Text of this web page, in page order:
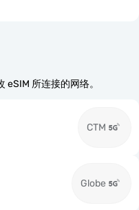
所连接的网络。
CTM
Globe